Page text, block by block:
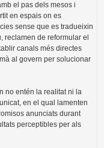
el pas dels mesos i
en espais on es
sense que es tradueixin
reclamen de reformular el
canals més directes
al govern per solucionar
no entén la realitat ni la
en el qual lamenten
anunciats durant
perceptibles per als